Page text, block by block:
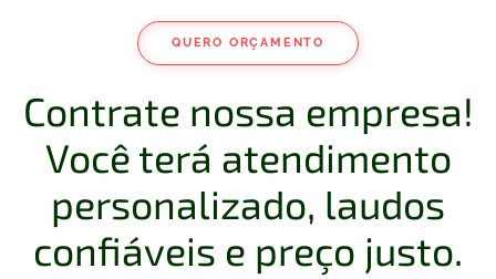
QUERO ORÇAMENTO
Contrate nossa empresa!
Você terá atendimento
personalizado, laudos
confiáveis e preço justo.